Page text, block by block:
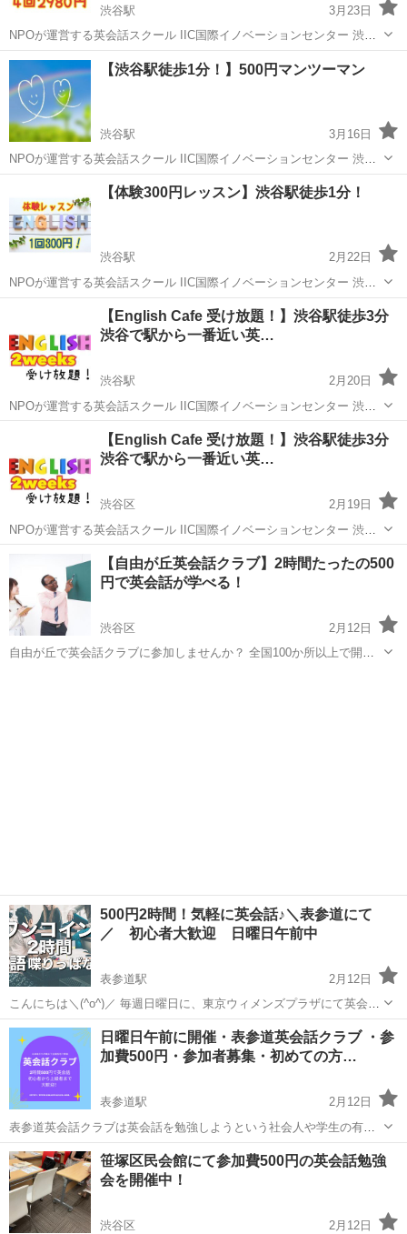
渋谷駅
3月23日
NPOが運営する英会話スクール IIC国際イノベーションセンター 渋谷
で最も駅近の英会話スクールです！ ★★★グループレッスン(50
分)★★★ ビギナークラス 4レッスン おためし体験！ 参加費：298...
東京 渋谷区 渋谷駅 英会話 クラス
【渋谷駅徒歩1分！】500円マンツーマン
渋谷駅
3月16日
NPOが運営する英会話スクール IIC国際イノベーションセンター 渋谷
で最も駅近の英会話スクールです！ チャリティレッスン マンツーマ
ン：500円で体験レッスン 500円はタイの孤児院、小学校やスラ...
渋谷駅 英会話 レッスン
【体験300円レッスン】渋谷駅徒歩1分！
渋谷駅
2月22日
NPOが運営する英会話スクール IIC国際イノベーションセンター 渋谷
で最も駅近の英会話スクールです！ ★★★グループレッスン(50
分)★★★ 体験レッスン 1回330円(税込) おひとり様3回(990円...
英会話 クラス
【English Cafe 受け放題！】渋谷駅徒歩3分
渋谷で駅から一番近い英…
渋谷駅
2月20日
NPOが運営する英会話スクール IIC国際イノベーションセンター 渋谷
で最も駅近の英会話スクールです！ ★★★English Cafe (50分)★★★
※English Cafeとは… 英語を使ったゲームやクイズ...
英会話 センター
【English Cafe 受け放題！】渋谷駅徒歩3分
渋谷で駅から一番近い英…
渋谷区
2月19日
NPOが運営する英会話スクール IIC国際イノベーションセンター 渋谷
で最も駅近の英会話スクールです！ ★★★English Cafe (50分)★★★
※English Cafeとは… 英語を使ったゲームやクイズ...
英会話 センター
【自由が丘英会話クラブ】2時間たったの500
円で英会話が学べる！
渋谷区
2月12日
自由が丘で英会話クラブに参加しませんか？ 全国100か所以上で開催
500円2時間！気軽に英会話♪＼表参道にて
／ 初心者大歓迎 日曜日午前中
表参道駅
2月12日
こんにちは＼(^o^)／ 毎週日曜日に、東京ウィメンズプラザにて英会話
サークルの勉強会があります！ 学生さんから主婦の方まで、毎回多く
の方が集まる英会話サークルです。 500円で2時間たっぷり英語でおし
ゃべりできま...
東京 渋谷区 表参道駅 英会話 ワンコイン
日曜日午前に開催・表参道英会話クラブ ・参
加費500円・参加者募集・初めての方…
表参道駅
2月12日
表参道英会話クラブは英会話を勉強しようという社会人や学生の有志
の集まりから発生した英会話勉強会です。 みんなで楽しくゲームなど
を交えて英語を話すことによって英語の上達を図っています。 英会話
がまったく初めての方...
東京 渋谷区 表参道駅 英会話 クラブ
笹塚区民会館にて参加費500円の英会話勉強
会を開催中！
渋谷区
2月12日